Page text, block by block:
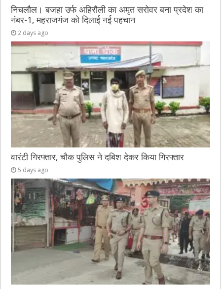
निचलौल। बजहा उर्फ अहिरौली का अमृत सरोवर बना प्रदेश का
नंबर-1, महराजगंज को दिलाई नई पहचान
2 days ago
वारंटी गिरफ्तार, चौक पुलिस ने दबिश देकर किया गिरफ्तार
5 days ago